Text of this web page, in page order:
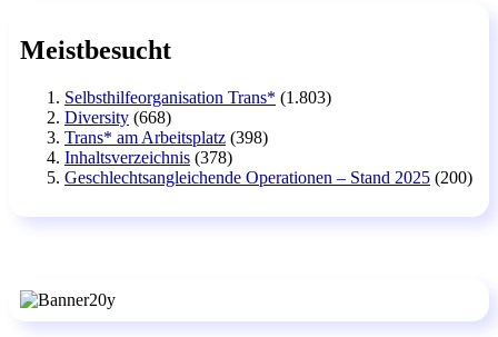
Meistbesucht
Selbsthilfeorganisation Trans* (1.803)
Diversity (668)
Trans* am Arbeitsplatz (398)
Inhaltsverzeichnis (378)
Geschlechtsangleichende Operationen – Stand 2025 (200)